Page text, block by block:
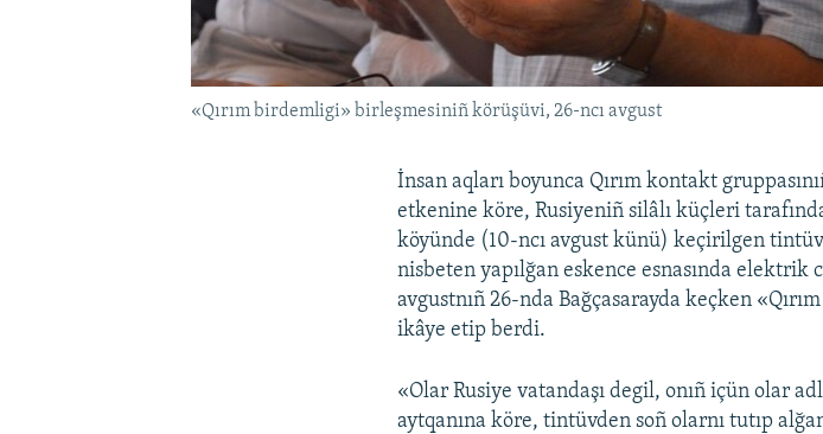
«Qırım birdemligi» birleşmesiniñ körüşüvi, 26-ncı avgust
İnsan aqları boyunca Qırım kontakt
etkenine köre, Rusiyeniñ silâlı küçleri
köyünde (10-ncı avgust künü) keçirilgen
nisbeten yapılğan eskence esnasında elektrik
avgustnıñ 26-nda Bağçasarayda keçken
ikâye etip berdi.
«Olar Rusiye vatandaşı degil, onıñ içün olar
aytqanına köre, tintüvden soñ olarnı tutıp